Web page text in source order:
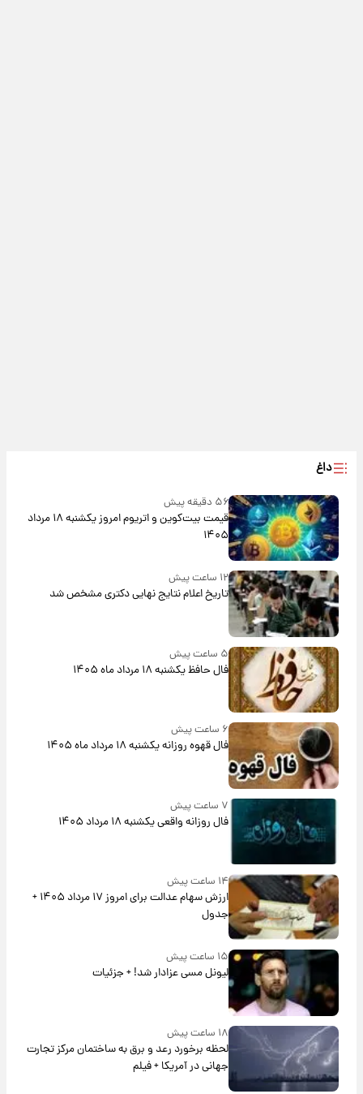
داغ
۵۶ دقیقه پیش
قیمت بیت‌کوین و اتریوم امروز یکشنبه ۱۸ مرداد
۱۴۰۵
۱۲ ساعت پیش
تاریخ اعلام نتایج نهایی دکتری مشخص شد
۵ ساعت پیش
فال حافظ یکشنبه ۱۸ مرداد ماه ۱۴۰۵
۶ ساعت پیش
فال قهوه روزانه یکشنبه ۱۸ مرداد ماه ۱۴۰۵
۷ ساعت پیش
فال روزانه واقعی یکشنبه ۱۸ مرداد ۱۴۰۵
۱۴ ساعت پیش
ارزش سهام عدالت برای امروز ۱۷ مرداد ۱۴۰۵ +
جدول
۱۵ ساعت پیش
لیونل مسی عزادار شد! + جزئیات
۱۸ ساعت پیش
لحظه برخورد رعد و برق به ساختمان مرکز تجارت
جهانی در آمریکا + فیلم